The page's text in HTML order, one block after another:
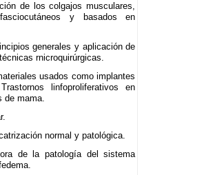
de los colgajos musculares,
y basados en
generales y aplicación de
rnicroquirúrgicas.
usados como implantes
linfoproliferativos en
de mama.
normal y patológica.
de la patología del sistema